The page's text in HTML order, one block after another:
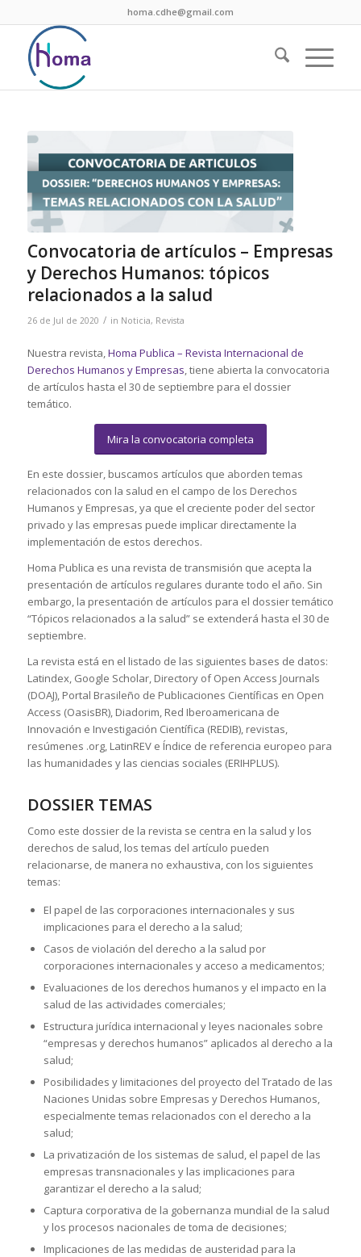
homa.cdhe@gmail.com
Convocatoria de artículos – Empresas
y Derechos Humanos: tópicos
relacionados a la salud
26 de Jul de 2020 / in Noticia, Revista
Nuestra revista,Homa Publica – Revista Internacional de
Derechos Humanos y Empresas, tiene abierta la convocatoria
de artículos hasta el 30 de septiembre para el dossier
temático.
Mira la convocatoria completa
En este dossier, buscamos artículos que aborden temas
relacionados con la salud en el campo de los Derechos
Humanos y Empresas, ya que el creciente poder del sector
privado y las empresas puede implicar directamente la
implementación de estos derechos.
Homa Publica es una revista de transmisión que acepta la
presentación de artículos regulares durante todo el año. Sin
embargo, la presentación de artículos para el dossier temático
“Tópicos relacionados a la salud” se extenderá hasta el 30 de
septiembre.
La revista está en el listado de las siguientes bases de datos:
Latindex, Google Scholar, Directory of Open Access Journals
(DOAJ), Portal Brasileño de Publicaciones Científicas en Open
Access (OasisBR), Diadorim, Red Iberoamericana de
Innovación e Investigación Científica (REDIB), revistas,
resúmenes .org, LatinREV e Índice de referencia europeo para
las humanidades y las ciencias sociales (ERIHPLUS).
DOSSIER TEMAS
Como este dossier de la revista se centra en la salud y los
derechos de salud, los temas del artículo pueden
relacionarse, de manera no exhaustiva, con los siguientes
temas:
El papel de las corporaciones internacionales y sus
implicaciones para el derecho a la salud;
Casos de violación del derecho a la salud por
corporaciones internacionales y acceso a medicamentos;
Evaluaciones de los derechos humanos y el impacto en la
salud de las actividades comerciales;
Estructura jurídica internacional y leyes nacionales sobre
“empresas y derechos humanos” aplicados al derecho a la
salud;
Posibilidades y limitaciones del proyecto del Tratado de las
Naciones Unidas sobre Empresas y Derechos Humanos,
especialmente temas relacionados con el derecho a la
salud;
La privatización de los sistemas de salud, el papel de las
empresas transnacionales y las implicaciones para
garantizar el derecho a la salud;
Captura corporativa de la gobernanza mundial de la salud
y los procesos nacionales de toma de decisiones;
Implicaciones de las medidas de austeridad para la